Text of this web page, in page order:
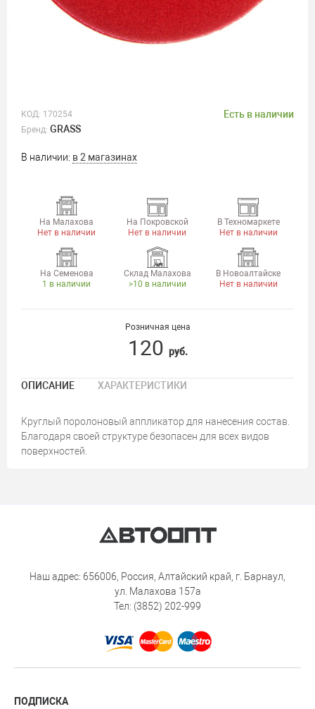
КОД: 170254 Есть в наличии
Бренд: GRASS
В наличии: в 2 магазинах
На Малахова
Нет в наличии
На Покровской
Нет в наличии
В Техномаркете
Нет в наличии
На Семенова
1 в наличии
Склад Малахова
>10 в наличии
В Новоалтайске
Нет в наличии
Розничная цена
120 руб.
ОПИСАНИЕ ХАРАКТЕРИСТИКИ
Круглый поролоновый аппликатор для нанесения состав.
Благодаря своей структуре безопасен для всех видов
поверхностей.
Наш адрес: 656006, Россия, Алтайский край, г. Барнаул,
ул. Малахова 157а
Тел: (3852) 202-999
ПОДПИСКА